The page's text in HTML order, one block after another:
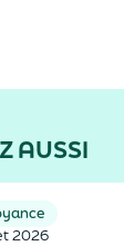
AUSSI
2026